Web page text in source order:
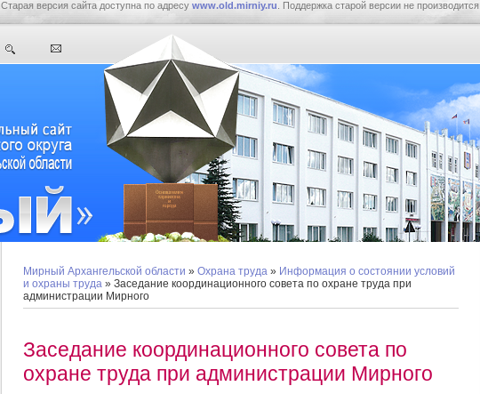
Старая версия сайта доступна по адресу www.old.mirniy.ru . Поддержка старой версии не производится.
Мирный Архангельской области » Охрана труда » Информация о состоянии условий
и охраны труда » Заседание координационного совета по охране труда при
администрации Мирного
Заседание координационного совета по
охране труда при администрации Мирного